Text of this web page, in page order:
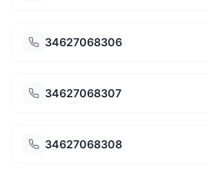
34627068306
34627068307
34627068308